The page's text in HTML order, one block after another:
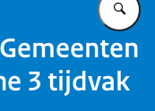
3 tijdvak